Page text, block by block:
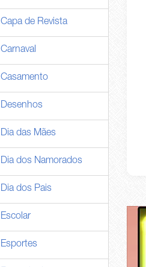
Capa de Revista
Carnaval
Casamento
Desenhos
Dia das Mães
Dia dos Namorados
Dia dos Pais
Escolar
Esportes